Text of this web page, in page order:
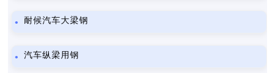
耐候汽车大梁钢
汽车纵梁用钢